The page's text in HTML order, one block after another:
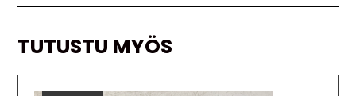
TUTUSTU MYÖS